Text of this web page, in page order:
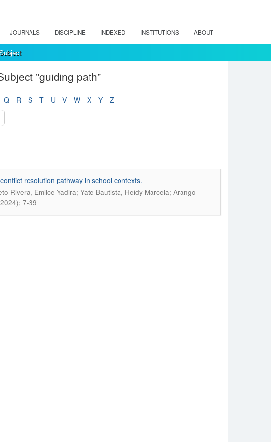
JOURNALS DISCIPLINE INDEXED INSTITUTIONS ABOUT
"guiding path"
Q R S T U V W X Y
Z
resolution pathway in school contexts.
Rivera, Emilce Yadira; Yate Bautista, Heidy Marcela; Arango
7-39